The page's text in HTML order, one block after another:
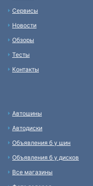
Сервисы
Новости
Обзоры
Тесты
Контакты
Автошины
Автодиски
Объявления б у шин
Объявления б у дисков
Все магазины